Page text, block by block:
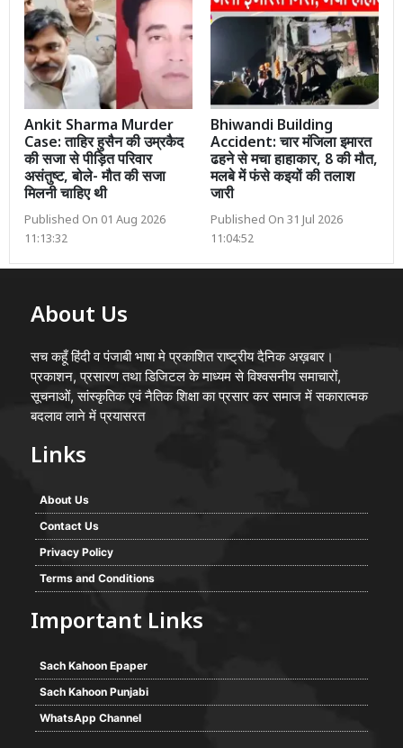
Ankit Sharma Murder
Case: ताहिर हुसैन की उम्रकैद
की सजा से पीड़ित परिवार
असंतुष्ट, बोले- मौत की सजा
मिलनी चाहिए थी
Published On 01 Aug 2026
11:13:32
Bhiwandi Building
Accident: चार मंजिला इमारत
ढहने से मचा हाहाकार, 8 की मौत,
मलबे में फंसे कइयों की तलाश
जारी
Published On 31 Jul 2026
11:04:52
About Us
सच कहूँ हिंदी व पंजाबी भाषा मे प्रकाशित राष्ट्रीय दैनिक अख़बार।
प्रकाशन, प्रसारण तथा डिजिटल के माध्यम से विश्वसनीय समाचारों,
सूचनाओं, सांस्कृतिक एवं नैतिक शिक्षा का प्रसार कर समाज में सकारात्मक
बदलाव लाने में प्रयासरत
Links
About Us
Contact Us
Privacy Policy
Terms and Conditions
Important Links
Sach Kahoon Epaper
Sach Kahoon Punjabi
WhatsApp Channel